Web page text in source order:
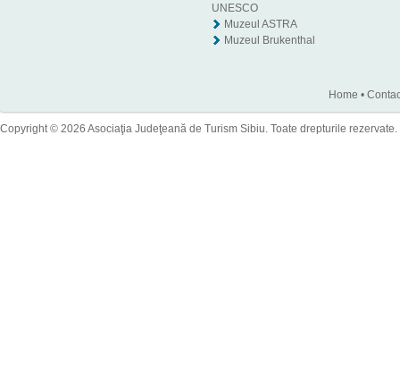
UNESCO
Muzeul ASTRA
Muzeul Brukenthal
Home •
Copyright © 2026 Asociaţia Judeţeană de Turism Sibiu. Toate drepturile rezervate.